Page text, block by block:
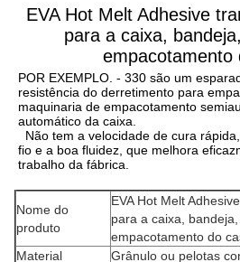
EVA Hot Melt Adhesive
para a caixa,
empacotamento
POR EXEMPLO. - 330 são um
resistência do derretimento para
maquinaria de empacotamento
automático da caixa.
Não tem a velocidade de cura
fio e a boa fluidez, que melhora
trabalho da fábrica.
Nome do
produto
EVA Hot Melt
para a caixa,
empacotamento do
Material
Grânulo ou pelotas